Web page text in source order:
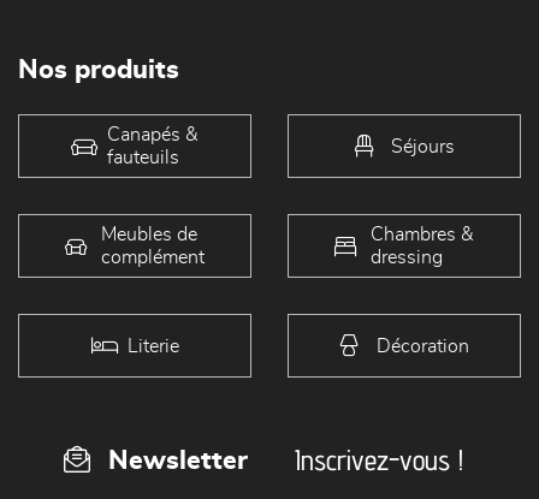
Nos produits
Canapés &
fauteuils
Séjours
Meubles de
complément
Chambres &
dressing
Literie Décoration
Newsletter Inscrivez-vous !